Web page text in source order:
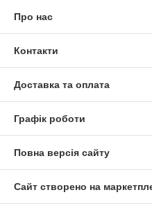
Про нас
Контакти
Доставка та оплата
Графік роботи
Повна версія сайту
Сайт створено на